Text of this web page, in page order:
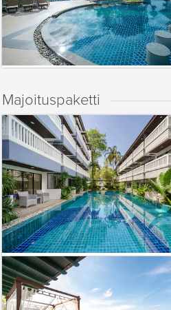
Majoituspaketti